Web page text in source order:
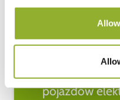
Bądź na
pojazdów